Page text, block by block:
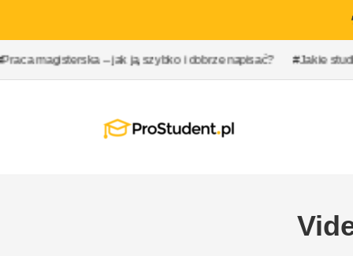
– jak ją szybko i dobrze napisać? #Jakie studia najlepiej